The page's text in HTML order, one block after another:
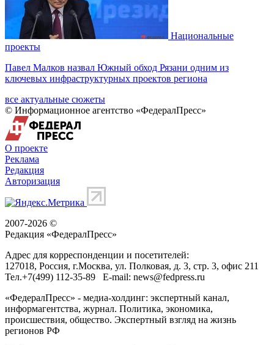
Национальные
проекты
Павел Малков назвал Южный обход Рязани одним из
ключевых инфраструктурных проектов региона
все актуальные сюжеты
© Информационное агентство «ФедералПресс»
О проекте
Реклама
Редакция
Авторизация
2007-2026 ©
Редакция «ФедералПресс»
Адрес для корреспонденции и посетителей:
127018, Россия, г.Москва, ул. Полковая, д. 3, стр. 3, офис 211
Тел.+7(499) 112-35-89 E-mail: news@fedpress.ru
«ФедералПресс» - медиа-холдинг: экспертный канал,
информагентства, журнал. Политика, экономика,
происшествия, общество. Экспертный взгляд на жизнь
регионов РФ